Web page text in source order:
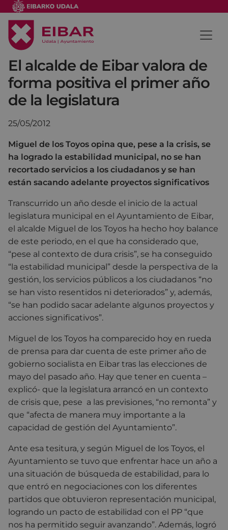
El alcalde de Eibar valora de
forma positiva el primer año
de la legislatura
25/05/2012
Miguel de los Toyos opina que, pese a la crisis, se
ha logrado la estabilidad municipal, no se han
recortado servicios a los ciudadanos y se han
están sacando adelante proyectos significativos
Transcurrido un año desde el inicio de la actual
legislatura municipal en el Ayuntamiento de Eibar,
el alcalde Miguel de los Toyos ha hecho hoy balance
de este periodo, en el que ha considerado que,
“pese al contexto de dura crisis”, se ha conseguido
“la estabilidad municipal” desde la perspectiva de la
gestión, los servicios públicos a los ciudadanos “no
se han visto resentidos ni deteriorados” y, además,
“se han podido sacar adelante algunos proyectos y
acciones significativos”.
Miguel de los Toyos ha comparecido hoy en rueda
de prensa para dar cuenta de este primer año de
gobierno socialista en Eibar tras las elecciones de
mayo del pasado año. Hay que tener en cuenta –
explicó- que la legislatura arrancó en un contexto
de crisis que, pese a las previsiones, “no remonta” y
que “afecta de manera muy importante a la
capacidad de gestión del Ayuntamiento”.
Ante esa tesitura, y según Miguel de los Toyos, el
Ayuntamiento se tuvo que enfrentar hace un año a
una situación de búsqueda de estabilidad, para lo
que entró en negociaciones con los diferentes
partidos que obtuvieron representación municipal,
logrando un pacto de estabilidad con el PP “que
nos ha permitido seguir avanzando”. Además, logró